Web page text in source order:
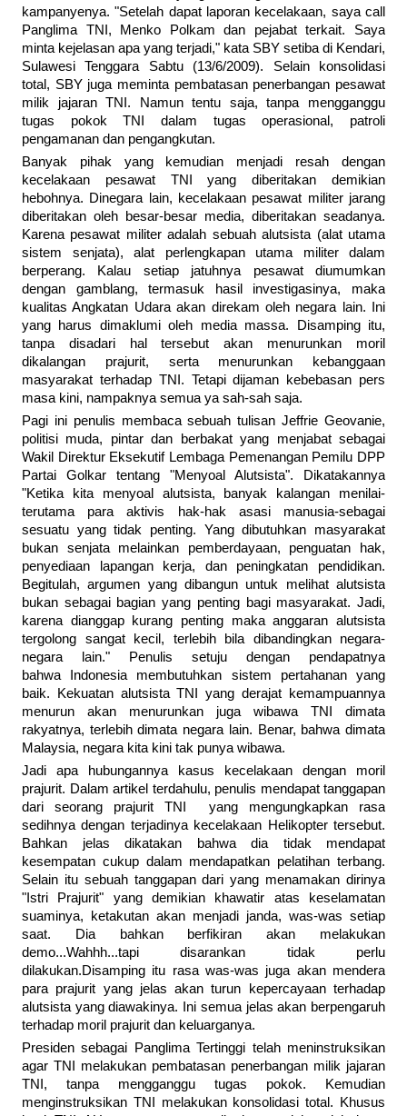
kampanyenya. "Setelah dapat laporan kecelakaan, saya call
Panglima TNI, Menko Polkam dan pejabat terkait. Saya
minta kejelasan apa yang terjadi," kata SBY setiba di Kendari,
Sulawesi Tenggara Sabtu (13/6/2009). Selain konsolidasi
total, SBY juga meminta pembatasan penerbangan pesawat
milik jajaran TNI. Namun tentu saja, tanpa mengganggu
tugas pokok TNI dalam tugas operasional, patroli
pengamanan dan pengangkutan.
Banyak pihak yang kemudian menjadi resah dengan
kecelakaan pesawat TNI yang diberitakan demikian
hebohnya. Dinegara lain, kecelakaan pesawat militer jarang
diberitakan oleh besar-besar media, diberitakan seadanya.
Karena pesawat militer adalah sebuah alutsista (alat utama
sistem senjata), alat perlengkapan utama militer dalam
berperang. Kalau setiap jatuhnya pesawat diumumkan
dengan gamblang, termasuk hasil investigasinya, maka
kualitas Angkatan Udara akan direkam oleh negara lain. Ini
yang harus dimaklumi oleh media massa. Disamping itu,
tanpa disadari hal tersebut akan menurunkan moril
dikalangan prajurit, serta menurunkan kebanggaan
masyarakat terhadap TNI. Tetapi dijaman kebebasan pers
masa kini, nampaknya semua ya sah-sah saja.
Pagi ini penulis membaca sebuah tulisan Jeffrie Geovanie,
politisi muda, pintar dan berbakat yang menjabat sebagai
Wakil Direktur Eksekutif Lembaga Pemenangan Pemilu DPP
Partai Golkar tentang "Menyoal Alutsista". Dikatakannya
"Ketika kita menyoal alutsista, banyak kalangan menilai-
terutama para aktivis hak-hak asasi manusia-sebagai
sesuatu yang tidak penting. Yang dibutuhkan masyarakat
bukan senjata melainkan pemberdayaan, penguatan hak,
penyediaan lapangan kerja, dan peningkatan pendidikan.
Begitulah, argumen yang dibangun untuk melihat alutsista
bukan sebagai bagian yang penting bagi masyarakat. Jadi,
karena dianggap kurang penting maka anggaran alutsista
tergolong sangat kecil, terlebih bila dibandingkan negara-
negara lain." Penulis setuju dengan pendapatnya
bahwa Indonesia membutuhkan sistem pertahanan yang
baik. Kekuatan alutsista TNI yang derajat kemampuannya
menurun akan menurunkan juga wibawa TNI dimata
rakyatnya, terlebih dimata negara lain. Benar, bahwa dimata
Malaysia, negara kita kini tak punya wibawa.
Jadi apa hubungannya kasus kecelakaan dengan moril
prajurit. Dalam artikel terdahulu, penulis mendapat tanggapan
dari seorang prajurit TNI yang mengungkapkan rasa
sedihnya dengan terjadinya kecelakaan Helikopter tersebut.
Bahkan jelas dikatakan bahwa dia tidak mendapat
kesempatan cukup dalam mendapatkan pelatihan terbang.
Selain itu sebuah tanggapan dari yang menamakan dirinya
"Istri Prajurit" yang demikian khawatir atas keselamatan
suaminya, ketakutan akan menjadi janda, was-was setiap
saat. Dia bahkan berfikiran akan melakukan
demo...Wahhh...tapi disarankan tidak perlu
dilakukan.Disamping itu rasa was-was juga akan mendera
para prajurit yang jelas akan turun kepercayaan terhadap
alutsista yang diawakinya. Ini semua jelas akan berpengaruh
terhadap moril prajurit dan keluarganya.
Presiden sebagai Panglima Tertinggi telah meninstruksikan
agar TNI melakukan pembatasan penerbangan milik jajaran
TNI, tanpa mengganggu tugas pokok. Kemudian
menginstruksikan TNI melakukan konsolidasi total. Khusus